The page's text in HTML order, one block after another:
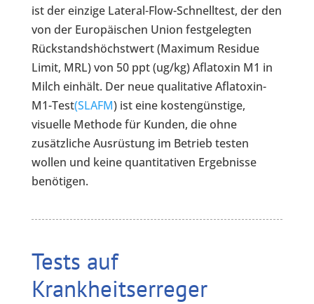
ist der einzige Lateral-Flow-Schnelltest, der den
von der Europäischen Union festgelegten
Rückstandshöchstwert (Maximum Residue
Limit, MRL) von 50 ppt (ug/kg) Aflatoxin M1 in
Milch einhält. Der neue qualitative Aflatoxin-
M1-Test(SLAFM) ist eine kostengünstige,
visuelle Methode für Kunden, die ohne
zusätzliche Ausrüstung im Betrieb testen
wollen und keine quantitativen Ergebnisse
benötigen.
Tests auf
Krankheitserreger